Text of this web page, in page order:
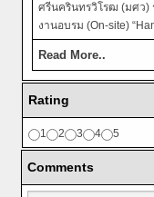
ศรีนครินทรวิโรฒ (มศว)
งานอบรม (On-site)
Read More..
Rating
1 2 3 4 5
Comments